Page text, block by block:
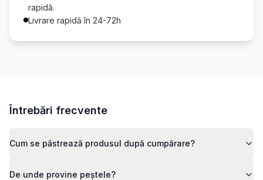
rapidă.
Livrare rapidă în 24-72h
Întrebări frecvente
Cum se păstrează produsul după cumpărare?
De unde provine peștele?